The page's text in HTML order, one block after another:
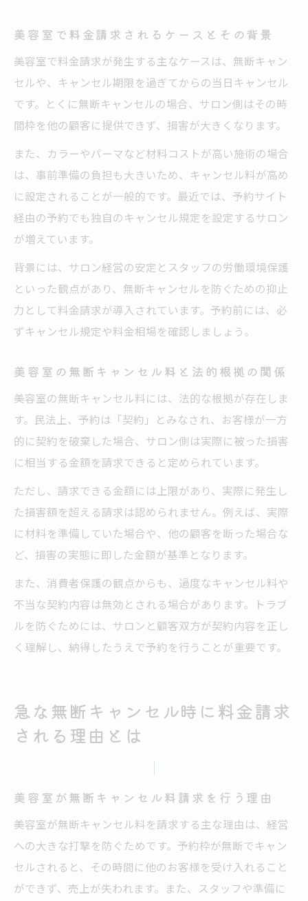
美容室で料金請求されるケースとその背景
美容室で料金請求が発生する主なケースは、無断キャン
セルや、キャンセル期限を過ぎてからの当日キャンセル
です。とくに無断キャンセルの場合、サロン側はその時
間枠を他の顧客に提供できず、損害が大きくなります。
また、カラーやパーマなど材料コストが高い施術の場合
は、事前準備の負担も大きいため、キャンセル料が高め
に設定されることが一般的です。最近では、予約サイト
経由の予約でも独自のキャンセル規定を設定するサロン
が増えています。
背景には、サロン経営の安定とスタッフの労働環境保護
といった観点があり、無断キャンセルを防ぐための抑止
力として料金請求が導入されています。予約前には、必
ずキャンセル規定や料金相場を確認しましょう。
美容室の無断キャンセル料と法的根拠の関係
美容室の無断キャンセル料には、法的な根拠が存在しま
す。民法上、予約は「契約」とみなされ、お客様が一方
的に契約を破棄した場合、サロン側は実際に被った損害
に相当する金額を請求できると定められています。
ただし、請求できる金額には上限があり、実際に発生し
た損害額を超える請求は認められません。例えば、実際
に材料を準備していた場合や、他の顧客を断った場合な
ど、損害の実態に即した金額が基準となります。
また、消費者保護の観点からも、過度なキャンセル料や
不当な契約内容は無効とされる場合があります。トラブ
ルを防ぐためには、サロンと顧客双方が契約内容を正し
く理解し、納得したうえで予約を行うことが重要です。
急な無断キャンセル時に料金請求
される理由とは
美容室が無断キャンセル料請求を行う理由
美容室が無断キャンセル料を請求する主な理由は、経営
への大きな打撃を防ぐためです。予約枠が無断でキャン
セルされると、その時間に他のお客様を受け入れること
ができず、売上が失われます。また、スタッフや準備に